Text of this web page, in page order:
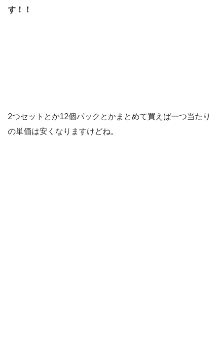
す！！
2つセットとか12個パックとかまとめて買えば一つ当たり
の単価は安くなりますけどね。